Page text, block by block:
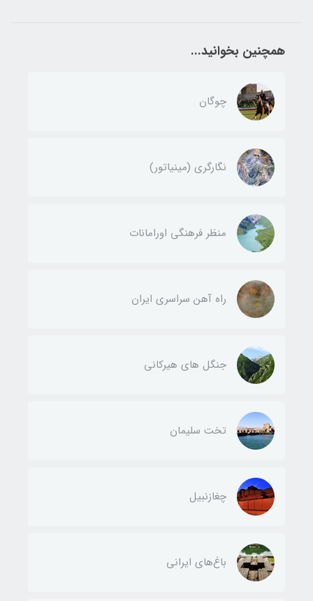
همچنین بخوانید...
چوگان
نگارگری (مینیاتور)
منظر فرهنگی اورامانات
راه آهن سراسری ایران
جنگل های هیرکانی
تخت سلیمان
چغازنبیل
باغ‌های ایرانی